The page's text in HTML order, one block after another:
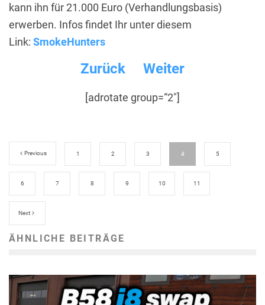
kann ihn für 21.000 Euro (Verhandlungsbasis)
erwerben. Infos findet Ihr unter diesem
Link: SmokeHunters
Zurück Weiter
[adrotate group=“2″]
Previous 1 2 3 4 5
6 7 8 9 10 11
Next
ÄHNLICHE BEITRÄGE